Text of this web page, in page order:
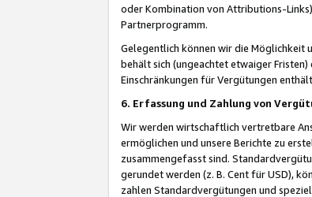
oder Kombination von Attributions-
Partnerprogramm.
Gelegentlich können wir die Möglichkeit
behält sich (ungeachtet etwaiger
Einschränkungen für Vergütungen
6. Erfassung und Zahlung von
Wir werden wirtschaftlich vertretbare
ermöglichen und unsere Berichte zu
zusammengefasst sind.
gerundet werden (z. B. Cent für USD),
zahlen Standardvergütungen und